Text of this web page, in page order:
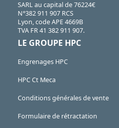
SARL au capital de 76224€
N°382 911 907 RCS
Lyon, code APE 4669B
TVA FR 41 382 911 907.
LE GROUPE HPC
Engrenages HPC
HPC Ct Meca
Conditions générales de vente
Formulaire de rétractation